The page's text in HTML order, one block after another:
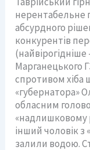
нерентабельне
абсурдного
конкурентів
Марганецького
спротивом хіба
«губернатора»
обласним
«надлишковому
інший чоловік з
залили водою.